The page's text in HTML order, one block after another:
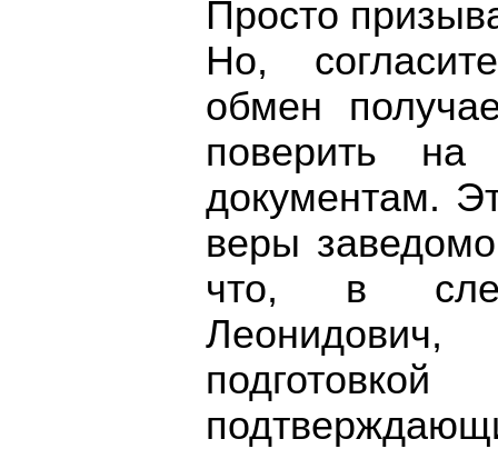
Просто
Но,
обмен
поверить
документам.
веры
что, в